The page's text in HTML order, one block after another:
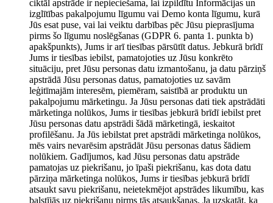
ciktāl apstrāde ir nepieciešama, lai izpildītu Informācijas un
izglītības pakalpojumu līgumu vai Demo konta līgumu, kurā
Jūs esat puse, vai lai veiktu darbības pēc Jūsu pieprasījuma
pirms šo līgumu noslēgšanas (GDPR 6. panta 1. punkta b)
apakšpunkts), Jums ir arī tiesības pārsūtīt datus. Jebkurā brīdī
Jums ir tiesības iebilst, pamatojoties uz Jūsu konkrēto
situāciju, pret Jūsu personas datu izmantošanu, ja datu pārziņš
apstrādā Jūsu personas datus, pamatojoties uz savām
leģitīmajām interesēm, piemēram, saistībā ar produktu un
pakalpojumu mārketingu. Ja Jūsu personas dati tiek apstrādāti
mārketinga nolūkos, Jums ir tiesības jebkurā brīdī iebilst pret
Jūsu personas datu apstrādi šādā mārketingā, ieskaitot
profilēšanu. Ja Jūs iebilstat pret apstrādi mārketinga nolūkos,
mēs vairs nevarēsim apstrādāt Jūsu personas datus šādiem
nolūkiem. Gadījumos, kad Jūsu personas datu apstrāde
pamatojas uz piekrišanu, jo īpaši piekrišanu, kas dota datu
pārziņa mārketinga nolūkos, Jums ir tiesības jebkurā brīdī
atsaukt savu piekrišanu, neietekmējot apstrādes likumību, kas
balstījās uz piekrišanu pirms tās atsaukšanas. Ja uzskatāt, ka